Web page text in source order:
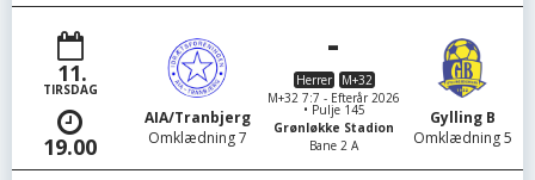
11.
TIRSDAG
19.00
AIA/Tranbjerg
Omklædning 7
-
Herrer
M+32
M+32 7:7 - Efterår 2026
• Pulje 145
Grønløkke Stadion
Bane 2 A
Gylling B
Omklædning 5